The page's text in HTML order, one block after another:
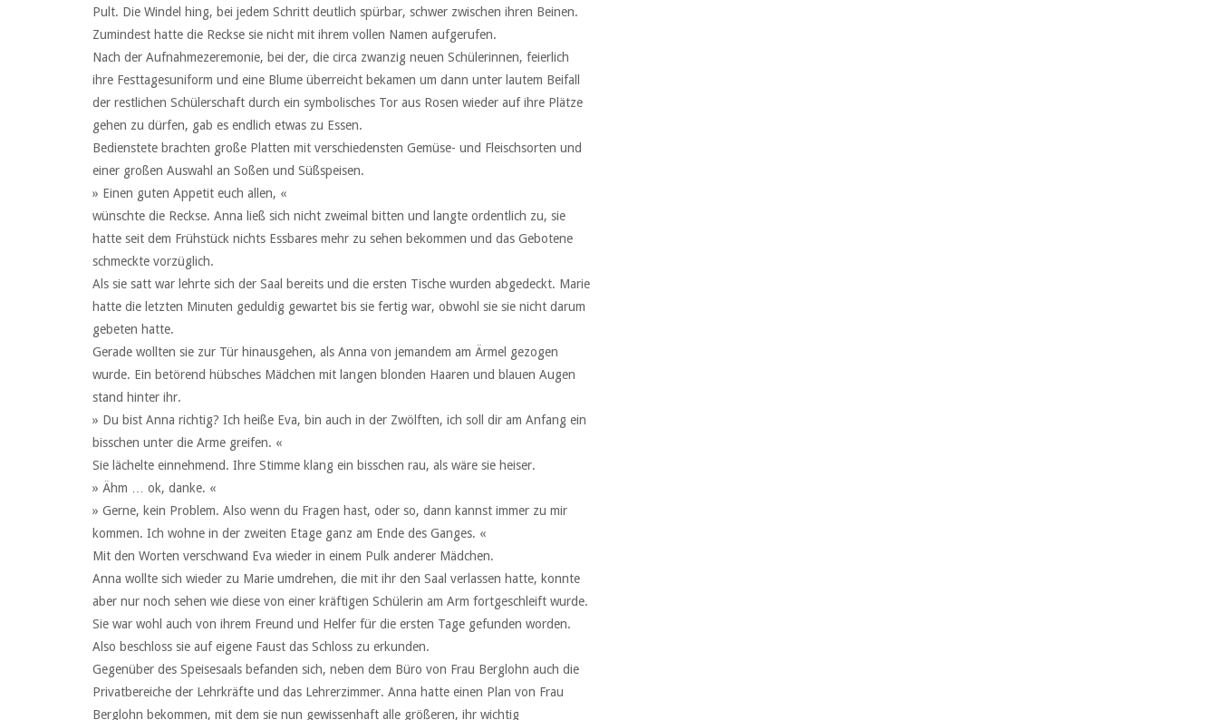
Pult. Die Windel hing, bei jedem Schritt deutlich spürbar, schwer zwischen ihren Beinen.
Zumindest hatte die Reckse sie nicht mit ihrem vollen Namen aufgerufen.
Nach der Aufnahmezeremonie, bei der, die circa zwanzig neuen Schülerinnen, feierlich
ihre Festtagesuniform und eine Blume überreicht bekamen um dann unter lautem Beifall
der restlichen Schülerschaft durch ein symbolisches Tor aus Rosen wieder auf ihre Plätze
gehen zu dürfen, gab es endlich etwas zu Essen.
Bedienstete brachten große Platten mit verschiedensten Gemüse- und Fleischsorten und
einer großen Auswahl an Soßen und Süßspeisen.
» Einen guten Appetit euch allen, «
wünschte die Reckse. Anna ließ sich nicht zweimal bitten und langte ordentlich zu, sie
hatte seit dem Frühstück nichts Essbares mehr zu sehen bekommen und das Gebotene
schmeckte vorzüglich.
Als sie satt war lehrte sich der Saal bereits und die ersten Tische wurden abgedeckt. Marie
hatte die letzten Minuten geduldig gewartet bis sie fertig war, obwohl sie sie nicht darum
gebeten hatte.
Gerade wollten sie zur Tür hinausgehen, als Anna von jemandem am Ärmel gezogen
wurde. Ein betörend hübsches Mädchen mit langen blonden Haaren und blauen Augen
stand hinter ihr.
» Du bist Anna richtig? Ich heiße Eva, bin auch in der Zwölften, ich soll dir am Anfang ein
bisschen unter die Arme greifen. «
Sie lächelte einnehmend. Ihre Stimme klang ein bisschen rau, als wäre sie heiser.
» Ähm … ok, danke. «
» Gerne, kein Problem. Also wenn du Fragen hast, oder so, dann kannst immer zu mir
kommen. Ich wohne in der zweiten Etage ganz am Ende des Ganges. «
Mit den Worten verschwand Eva wieder in einem Pulk anderer Mädchen.
Anna wollte sich wieder zu Marie umdrehen, die mit ihr den Saal verlassen hatte, konnte
aber nur noch sehen wie diese von einer kräftigen Schülerin am Arm fortgeschleift wurde.
Sie war wohl auch von ihrem Freund und Helfer für die ersten Tage gefunden worden.
Also beschloss sie auf eigene Faust das Schloss zu erkunden.
Gegenüber des Speisesaals befanden sich, neben dem Büro von Frau Berglohn auch die
Privatbereiche der Lehrkräfte und das Lehrerzimmer. Anna hatte einen Plan von Frau
Berglohn bekommen, mit dem sie nun gewissenhaft alle größeren, ihr wichtig